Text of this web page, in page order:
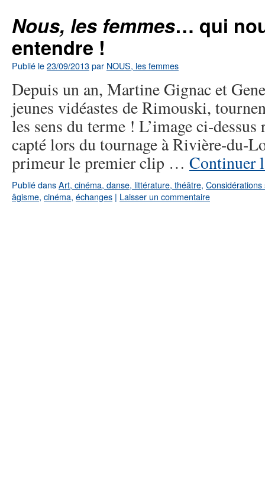
Nous, les femmes… qui
entendre !
Publié le23/09/2013par NOUS, les femmes
Depuis un an, Martine Gignac et
jeunes vidéastes de Rimouski,
les sens du terme ! L’image ci-
capté lors du tournage à Rivière-du-
primeur le premier clip … Continuer
Publié dansArt, cinéma, danse, littérature, théâtre,
âgisme, cinéma, échanges | Laisser un commentaire